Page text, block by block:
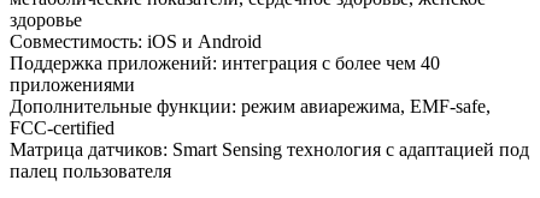
здоровье
Совместимость: iOS и Android
Поддержка приложений: интеграция с более чем 40
приложениями
Дополнительные функции: режим авиарежима, EMF-safe,
FCC-certified
Матрица датчиков: Smart Sensing технология с адаптацией под
палец пользователя